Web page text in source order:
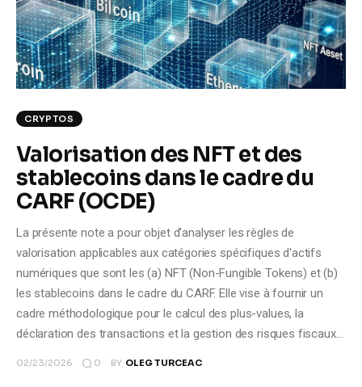
Climate
Markets
Tech
Shop
CRYPTOS
Valorisation des NFT et des
stablecoins dans le cadre du
CARF (OCDE)
La présente note a pour objet d'analyser les règles de
valorisation applicables aux catégories spécifiques d'actifs
numériques que sont les (a) NFT (Non-Fungible Tokens) et (b)
les stablecoins dans le cadre du CARF. Elle vise à fournir un
cadre méthodologique pour le calcul des plus-values, la
déclaration des transactions et la gestion des risques fiscaux…
02/23/2026 0 BY OLEG TURCEAC